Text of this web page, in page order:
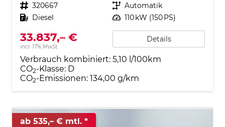
Fahrzeugnr. 320667 Getriebe Automatik
Kraftstoff Diesel Leistung 110 kW (150 PS)
33.837,– €
incl. 17% MwSt.
Details
Verbrauch kombiniert: 5,10 l/100km
CO2-Klasse: D
CO2-Emissionen: 134,00 g/km
ab 535,– € mtl.